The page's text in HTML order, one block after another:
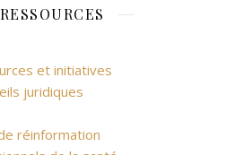
et initiatives
juridiques
réinformation